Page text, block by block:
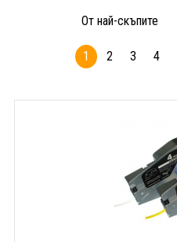
От най-скъпите
1 2 3 4